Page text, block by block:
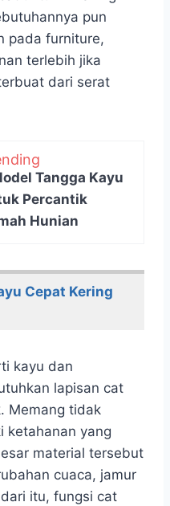
pun
pada furniture,
terlebih jika
dari serat
Tangga Kayu
Percantik
Hunian
Cepat Kering
kayu dan
lapisan cat
Memang tidak
ketahanan yang
material tersebut
cuaca, jamur
itu, fungsi cat